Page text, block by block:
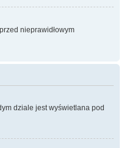
nieprawidłowym
dziale jest wyświetlana pod